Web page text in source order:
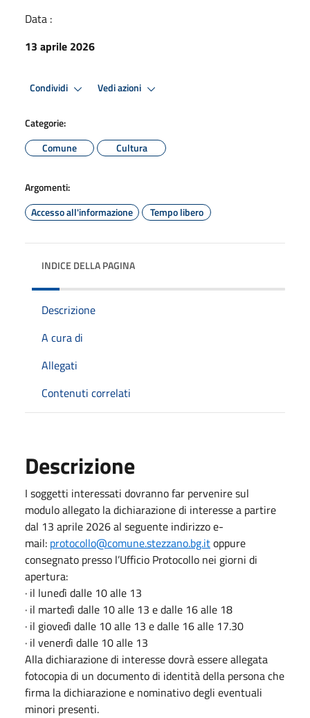
Data :
13 aprile 2026
Condividi Vedi azioni
Categorie:
Comune
Cultura
Argomenti:
Accesso all'informazione
Tempo libero
INDICE DELLA PAGINA
Descrizione
A cura di
Allegati
Contenuti correlati
Descrizione
I soggetti interessati dovranno far pervenire sul
modulo allegato la dichiarazione di interesse a partire
dal 13 aprile 2026 al seguente indirizzo e-
mail: protocollo@comune.stezzano.bg.itoppure
consegnato presso l’Ufficio Protocollo nei giorni di
apertura:
· il lunedì dalle 10 alle 13
· il martedì dalle 10 alle 13 e dalle 16 alle 18
· il giovedì dalle 10 alle 13 e dalle 16 alle 17.30
· il venerdì dalle 10 alle 13
Alla dichiarazione di interesse dovrà essere allegata
fotocopia di un documento di identità della persona che
firma la dichiarazione e nominativo degli eventuali
minori presenti.